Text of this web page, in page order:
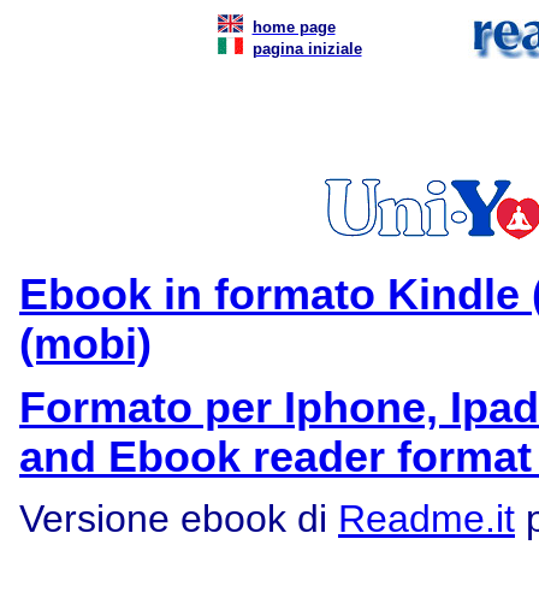
home page
pagina iniziale
Ebook in formato Kindle
(mobi)
Formato per Iphone,
and Ebook reader
Versione ebook di Readme.it